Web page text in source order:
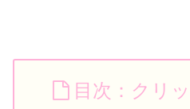
目次：クリ